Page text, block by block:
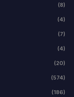
(8)
(4)
(7)
(4)
(20)
(574)
(186)